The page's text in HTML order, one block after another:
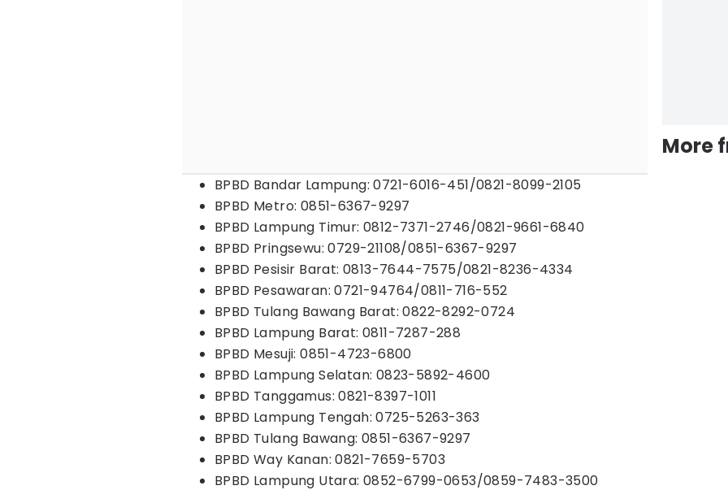
BPBD Bandar Lampung: 0721-6016-451/0821-8099-2105
BPBD Metro: 0851-6367-9297
BPBD Lampung Timur: 0812-7371-2746/0821-9661-6840
BPBD Pringsewu: 0729-21108/0851-6367-9297
BPBD Pesisir Barat: 0813-7644-7575/0821-8236-4334
BPBD Pesawaran: 0721-94764/0811-716-552
BPBD Tulang Bawang Barat: 0822-8292-0724
BPBD Lampung Barat: 0811-7287-288
BPBD Mesuji: 0851-4723-6800
BPBD Lampung Selatan: 0823-5892-4600
BPBD Tanggamus: 0821-8397-1011
BPBD Lampung Tengah: 0725-5263-363
BPBD Tulang Bawang: 0851-6367-9297
BPBD Way Kanan: 0821-7659-5703
BPBD Lampung Utara: 0852-6799-0653/0859-7483-3500
More